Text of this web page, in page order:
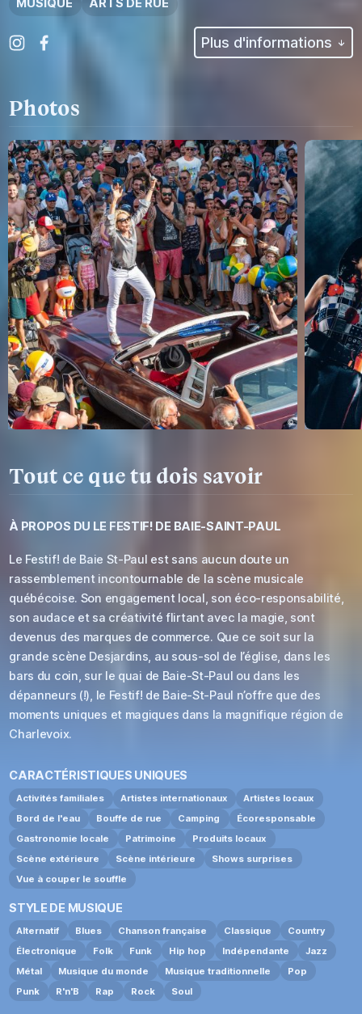
MUSIQUE ARTS DE RUE
Plus d'informations
Photos
Tout ce que tu dois savoir
À PROPOS DU LE FESTIF! DE BAIE-SAINT-PAUL
Le Festif! de Baie St-Paul est sans aucun doute un
rassemblement incontournable de la scène musicale
québécoise. Son engagement local, son éco-responsabilité,
son audace et sa créativité flirtant avec la magie, sont
devenus des marques de commerce. Que ce soit sur la
grande scène Desjardins, au sous-sol de l’église, dans les
bars du coin, sur le quai de Baie-St-Paul ou dans les
dépanneurs (!), le Festif! de Baie-St-Paul n’offre que des
moments uniques et magiques dans la magnifique région de
Charlevoix.
CARACTÉRISTIQUES UNIQUES
Activités familiales Artistes internationaux
Artistes locaux
Bord de l'eau
Bouffe de rue Camping
Écoresponsable
Gastronomie locale
Patrimoine
Produits locaux
Scène extérieure
Scène intérieure
Shows surprises
Vue à couper le souffle
STYLE DE MUSIQUE
Alternatif Blues Chanson française Classique
Country
Électronique
Folk Funk Hip hop Indépendante
Jazz
Métal
Musique du monde Musique traditionnelle
Pop
Punk
R'n'B Rap Rock Soul